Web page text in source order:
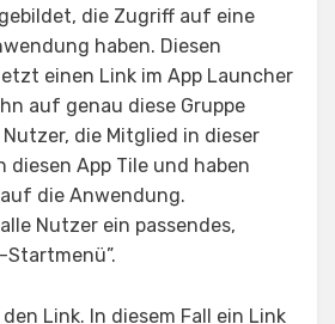
die Zugriff auf eine
haben. Diesen
einen Link im App Launcher
auf genau diese Gruppe
die Mitglied in dieser
diesen App Tile und haben
die Anwendung.
Nutzer ein passendes,
Startmenü”.
Link. In diesem Fall ein Link